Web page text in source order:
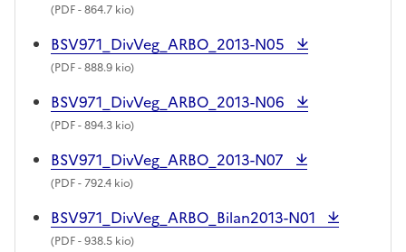
(PDF- 864.7 kio)
BSV971_DivVeg_ARBO_2013-N05
(PDF- 888.9 kio)
BSV971_DivVeg_ARBO_2013-N06
(PDF- 894.3 kio)
BSV971_DivVeg_ARBO_2013-N07
(PDF- 792.4 kio)
BSV971_DivVeg_ARBO_Bilan2013-N01
(PDF- 938.5 kio)